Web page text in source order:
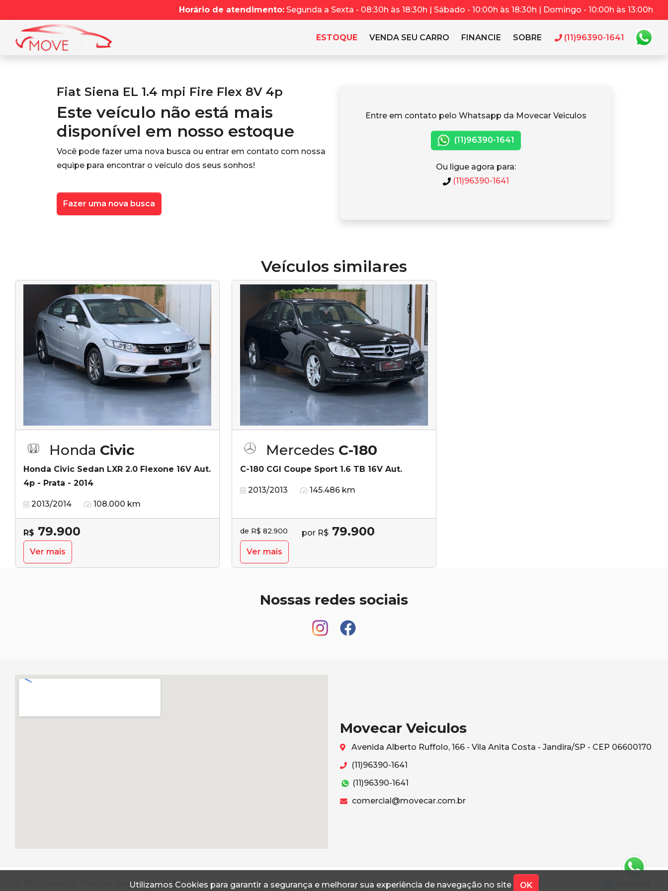
Utilizamos Cookies para garantir a segurança e melhorar sua experiência de navegação no site OK
Horário de atendimento: Segunda a Sexta - 08:30h às 18:30h | Sábado - 10:00h às 18:30h | Domingo - 10:00h às 13:00h
ESTOQUE VENDA SEU CARRO FINANCIE SOBRE (11)96390-1641
Fiat Siena EL 1.4 mpi Fire Flex 8V 4p
Este veículo não está mais
disponível em nosso estoque
Você pode fazer uma nova busca ou entrar em contato com nossa
equipe para encontrar o veículo dos seus sonhos!
Fazer uma nova busca
Entre em contato pelo Whatsapp da Movecar Veiculos
(11)96390-1641
Ou ligue agora para:
(11)96390-1641
Veículos similares
Honda Civic
Honda Civic Sedan LXR 2.0 Flexone 16V Aut.
4p - Prata - 2014
2013/2014 108.000 km
R$ 79.900
Ver mais
Mercedes C-180
C-180 CGI Coupe Sport 1.6 TB 16V Aut.
2013/2013 145.486 km
de R$ 82.900 por R$ 79.900
Ver mais
Nossas redes sociais
Movecar Veiculos
Avenida Alberto Ruffolo, 166 - Vila Anita Costa - Jandira/SP - CEP 06600170
(11)96390-1641
(11)96390-1641
comercial@movecar.com.br
© 2026 Autoconf. Todos os direitos reservados. Termos Privacidade